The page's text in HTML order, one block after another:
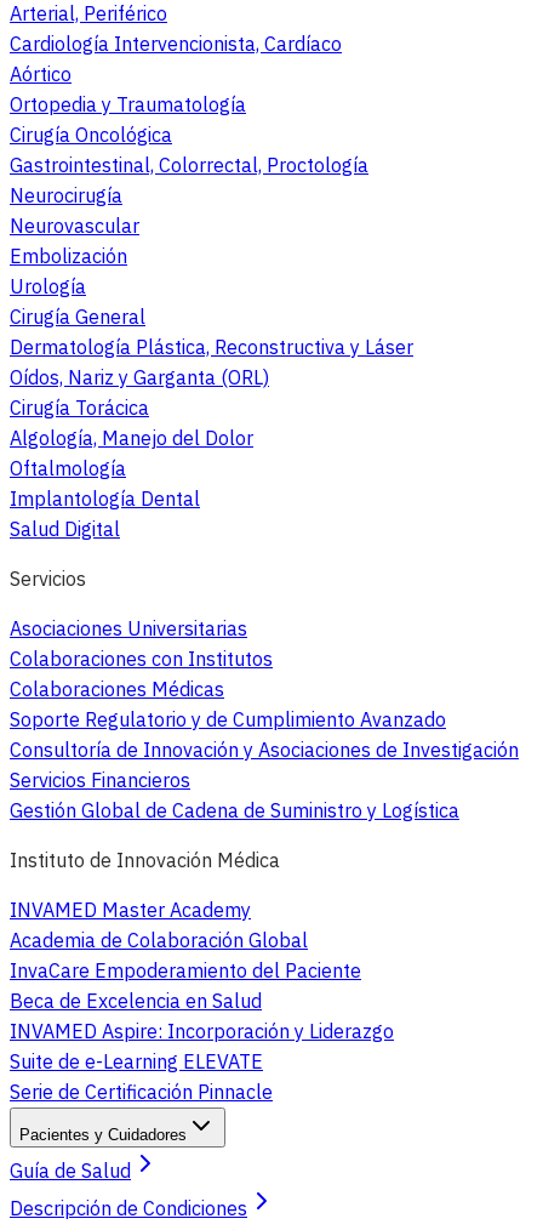
Arterial, Periférico
Cardiología Intervencionista, Cardíaco
Aórtico
Ortopedia y Traumatología
Cirugía Oncológica
Gastrointestinal, Colorrectal, Proctología
Neurocirugía
Neurovascular
Embolización
Urología
Cirugía General
Dermatología Plástica, Reconstructiva y Láser
Oídos, Nariz y Garganta (ORL)
Cirugía Torácica
Algología, Manejo del Dolor
Oftalmología
Implantología Dental
Salud Digital
Servicios
Asociaciones Universitarias
Colaboraciones con Institutos
Colaboraciones Médicas
Soporte Regulatorio y de Cumplimiento Avanzado
Consultoría de Innovación y Asociaciones de Investigación
Servicios Financieros
Gestión Global de Cadena de Suministro y Logística
Instituto de Innovación Médica
INVAMED Master Academy
Academia de Colaboración Global
InvaCare Empoderamiento del Paciente
Beca de Excelencia en Salud
INVAMED Aspire: Incorporación y Liderazgo
Suite de e-Learning ELEVATE
Serie de Certificación Pinnacle
Pacientes y Cuidadores
Guía de Salud
Descripción de Condiciones